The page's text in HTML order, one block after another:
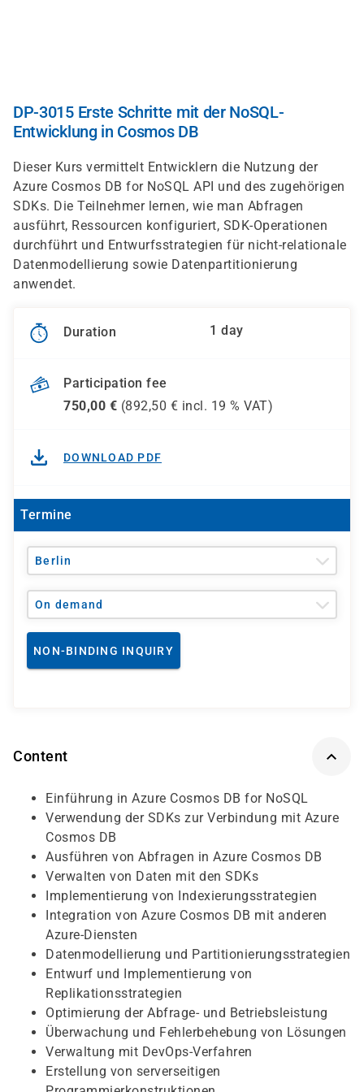
DP-3015 Erste Schritte mit der NoSQL-
Entwicklung in Cosmos DB
Dieser Kurs vermittelt Entwicklern die Nutzung der
Azure Cosmos DB for NoSQL API und des zugehörigen
SDKs. Die Teilnehmer lernen, wie man Abfragen
ausführt, Ressourcen konfiguriert, SDK-Operationen
durchführt und Entwurfsstrategien für nicht-relationale
Datenmodellierung sowie Datenpartitionierung
anwendet.
Duration 1 day
Participation fee
750,00 € (892,50 € incl. 19 % VAT)
DOWNLOAD PDF
Termine
Berlin
On demand
NON-BINDING INQUIRY
Content
Einführung in Azure Cosmos DB for NoSQL
Verwendung der SDKs zur Verbindung mit Azure
Cosmos DB
Ausführen von Abfragen in Azure Cosmos DB
Verwalten von Daten mit den SDKs
Implementierung von Indexierungsstrategien
Integration von Azure Cosmos DB mit anderen
Azure-Diensten
Datenmodellierung und Partitionierungsstrategien
Entwurf und Implementierung von
Replikationsstrategien
Optimierung der Abfrage- und Betriebsleistung
Überwachung und Fehlerbehebung von Lösungen
Verwaltung mit DevOps-Verfahren
Erstellung von serverseitigen